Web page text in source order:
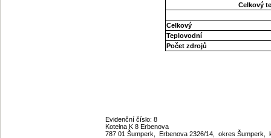
Celkový
Celkový
Teplovodní
Počet zdrojů
Evidenční číslo: 8
Kotelna K 8 Erbenova
787 01 Šumperk, Erbenova 2326/14, okres Šumperk,